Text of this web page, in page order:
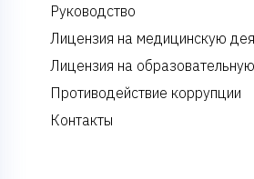
Руководство
Лицензия на медицинскую
Лицензия на
Противодействие коррупции
Контакты